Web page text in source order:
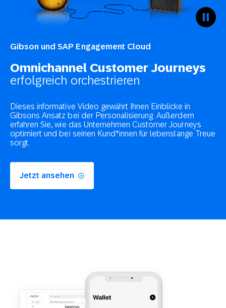
Gibson und SAP Engagement Cloud
Omnichannel Customer Journeys
erfolgreich orchestrieren
Dieses informative Video gewährt Ihnen Einblicke in
Gibsons Ansatz bei der Personalisierung. Außerdem
erfahren Sie, wie das Unternehmen Customer Journeys
optimiert und bei seinen Kund*innen für lebenslange Treue
sorgt.
Jetzt ansehen